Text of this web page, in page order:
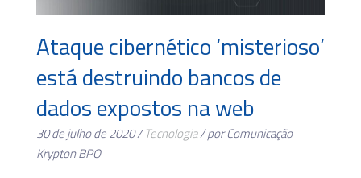
Ataque cibernético ‘misterioso’
está destruindo bancos de
dados expostos na web
30 de julho de 2020 /Tecnologia/ por Comunicação
Krypton BPO